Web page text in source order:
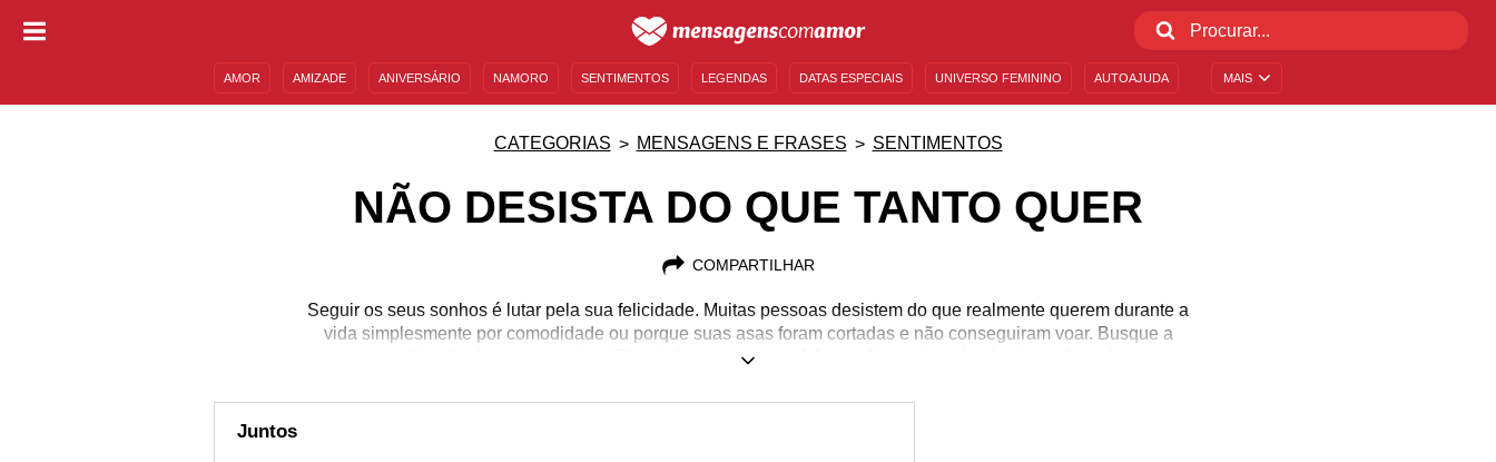
MAIS
AMOR AMIZADE ANIVERSÁRIO NAMORO SENTIMENTOS LEGENDAS DATAS ESPECIAIS UNIVERSO FEMININO AUTOAJUDA
CATEGORIAS MENSAGENS E FRASES SENTIMENTOS
NÃO DESISTA DO QUE TANTO QUER
COMPARTILHAR
Seguir os seus sonhos é lutar pela sua felicidade. Muitas pessoas desistem do que realmente querem durante a
vida simplesmente por comodidade ou porque suas asas foram cortadas e não conseguiram voar. Busque a
realização dos seus sonhos. Eles definem quem você é e serão motivos de alegria no futuro!
Juntos